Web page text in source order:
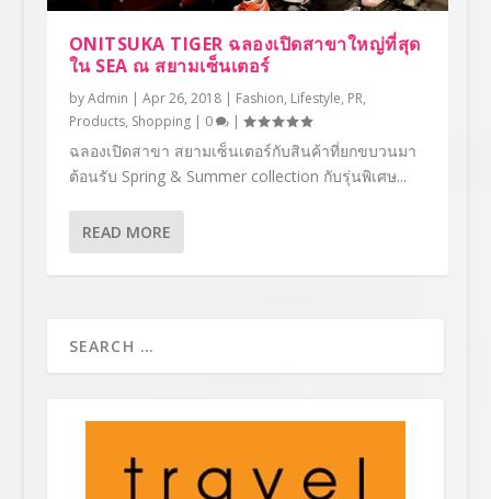
ONITSUKA TIGER ฉลองเปิดสาขาใหญ่ที่สุด
ใน SEA ณ สยามเซ็นเตอร์
byAdmin | Apr 26, 2018| Fashion, Lifestyle, PR,
Products, Shopping| 0 |
ฉลองเปิดสาขา สยามเซ็นเตอร์กับสินค้าที่ยกขบวนมา
ต้อนรับ Spring & Summer collection กับรุ่นพิเศษ...
READ MORE